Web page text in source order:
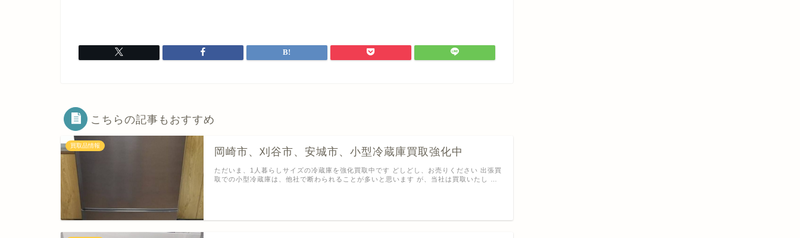
こちらの記事もおすすめ
買取品情報
岡崎市、刈谷市、安城市、小型冷蔵庫買取強化中
ただいま、1人暮らしサイズの冷蔵庫を強化買取中です どしどし、お売りください 出張買
取での小型冷蔵庫は、他社で断わられることが多いと思います が、当社は買取いたし …